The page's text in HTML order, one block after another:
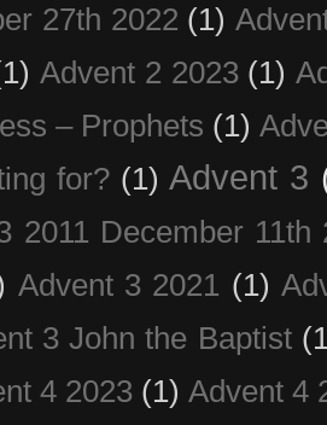
27th 2022 (1)
Advent 2 2023 (1)
– Prophets (1)
for? (1) Advent 3
2011 December 11th
Advent 3 2021 (1)
3 John the Baptist
4 2023 (1) Advent 4